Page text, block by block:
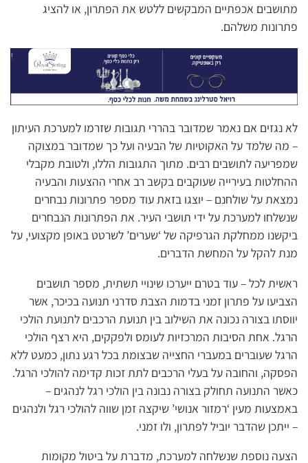
מתושבים אכפתיים המבקשים ללטש את הפתרון, או להציג
פתרונות משלהם.
לא נגזים אם נאמר שמדובר בהררי תגובות שזרמו למערכת העיתון
– מה שלמד על האקוטיות של הבעיה ועל כך שמדובר במצוקה
שמפריעה לתושבים רבים. מתוך התגובות הללו, ולטובת מקבלי
ההחלטות בעירייה שעוקבים בקשב רב אחרי ההצעות והבעיה
נמצאת על שולחנם – יוצגו בזאת עוד מספר פתרונות נבחרים
שנשלחו למערכת על ידי תושבי העיר. את הפתרונות הנבחרים
ביקשנו ממחלקת הגרפיקה של ‘שערים’ לשרטט באופן מקצועי, על
מנת להקל על המחשת הדברים.
ראשית לכל – עוד בטרם ייערכו שינויי תשתית, מספר תושבים
הצביעו על פתרון זמני בדמות הצבת סדרני תנועה בכיכר, אשר
יווסתו בצורה נכונה את השילוב בין תנועת הרכבים לתנועת הולכי
הרגל. אחת הסיבות המרכזיות לעומס ולפקקים, היא רצף הולכי
הרגל שעוברים במעברי החצייה שבצומת בכל רגע נתון, כמעט ללא
הפסקה, והחובה על בעלי הרכבים לתת זכות קדימה להולכי הרגל.
כאשר התנועה תחולק בצורה נבונה בין הולכי רגל לנהגים –
באמצעות מעין ‘רמזור אנושי’ שיקצה זמן שווה להולכי רגל ולנהגים
– ייתכן שהדבר יוביל לפתרון, ולו זמני.
הצעה נוספת שנשלחה למערכת, מדברת על ביטול מקומות